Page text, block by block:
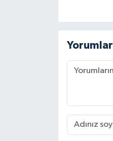
Yorumlar